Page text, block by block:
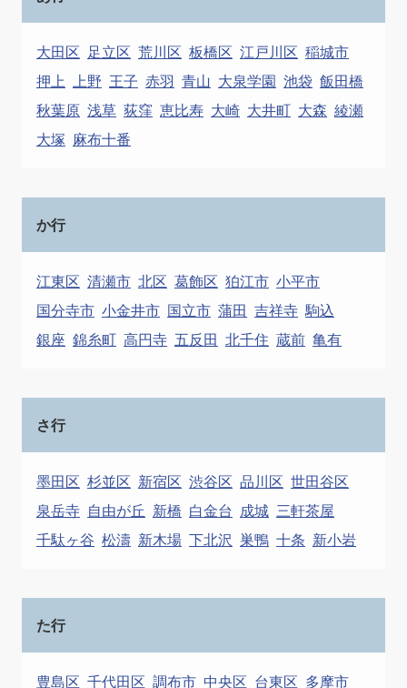
大田区 足立区 荒川区 板橋区 江戸川区 稲城市
押上 上野 王子 赤羽 青山 大泉学園 池袋 飯田橋
秋葉原 浅草 荻窪 恵比寿 大崎 大井町 大森 綾瀬
大塚 麻布十番
か行
江東区 清瀬市 北区 葛飾区 狛江市 小平市
国分寺市 小金井市 国立市 蒲田 吉祥寺 駒込
銀座 錦糸町 高円寺 五反田 北千住 蔵前 亀有
さ行
墨田区 杉並区 新宿区 渋谷区 品川区 世田谷区
泉岳寺 自由が丘 新橋 白金台 成城 三軒茶屋
千駄ヶ谷 松濤 新木場 下北沢 巣鴨 十条 新小岩
た行
豊島区 千代田区 調布市 中央区 台東区 多摩市